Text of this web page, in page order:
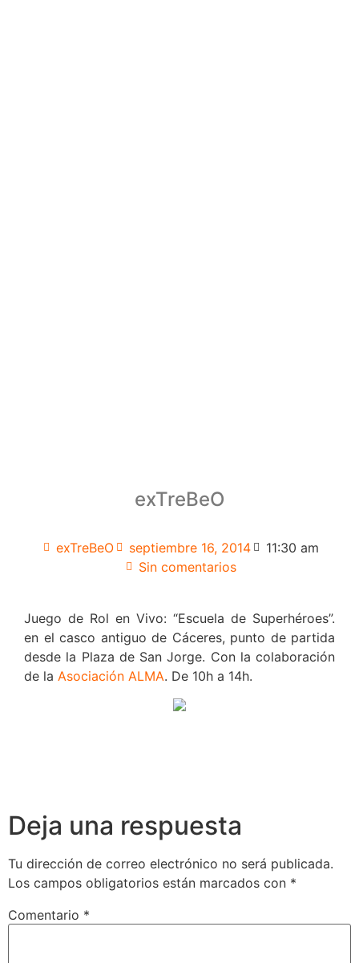
exTreBeO
exTreBeO septiembre 16, 2014
11:30 am
Sin comentarios
Juego de Rol en Vivo: “Escuela de Superhéroes”.
en el casco antiguo de Cáceres, punto de partida
desde la Plaza de San Jorge. Con la colaboración
de la Asociación ALMA. De 10h a 14h.
Deja una respuesta
Tu dirección de correo electrónico no será publicada.
Los campos obligatorios están marcados con *
Comentario *